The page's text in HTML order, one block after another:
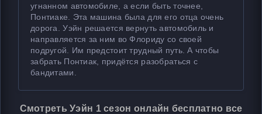
угнанном автомобиле, а если быть точнее,
Понтиаке. Эта машина была для его отца очень
дорога. Уэйн решается вернуть автомобиль и
направляется за ним во Флориду со своей
подругой. Им предстоит трудный путь. А чтобы
забрать Понтиак, придётся разобраться с
бандитами.
Смотреть Уэйн 1 сезон онлайн бесплатно все